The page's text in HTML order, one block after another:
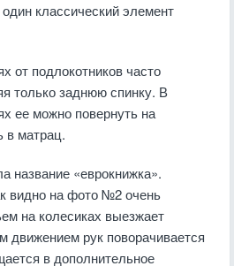
классический элемент
от подлокотников часто
только заднюю спинку. В
ее можно повернуть на
в матрац.
название «еврокнижка».
видно на фото №2 очень
на колесиках выезжает
движением рук поворачивается
в дополнительное